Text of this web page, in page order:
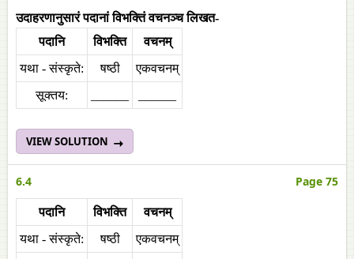
उदाहरणानुसारं पदानां विभक्तिं वचनञ्च लिखत-
पदानि
विभक्ति
वचनम्
यथा - संस्कृते:
षष्ठी
एकवचनम्
सूक्तय:
VIEW SOLUTION
6.4 Page 75
पदानि विभक्ति
वचनम्
यथा - संस्कृते:
षष्ठी
एकवचनम्